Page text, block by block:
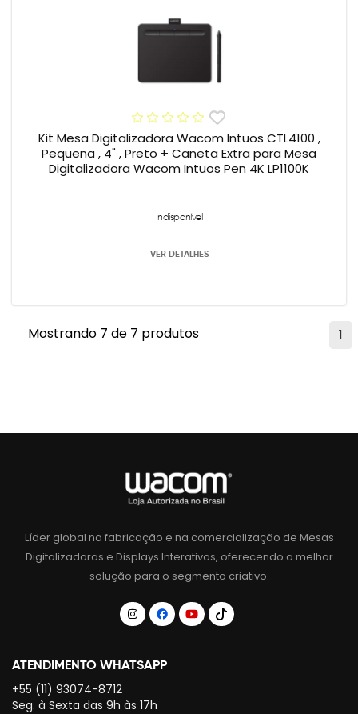
Kit Mesa Digitalizadora Wacom Intuos CTL4100 ,
Pequena , 4" , Preto + Caneta Extra para Mesa
Digitalizadora Wacom Intuos Pen 4K LP1100K
Indisponível
VER DETALHES
1
Mostrando 7 de 7 produtos
Líder global na fabricação e na comercialização de Mesas
Digitalizadoras e Displays Interativos, oferecendo a melhor
solução para o segmento criativo.
ATENDIMENTO WHATSAPP
+55 (11) 93074-8712
Seg. à Sexta das 9h às 17h